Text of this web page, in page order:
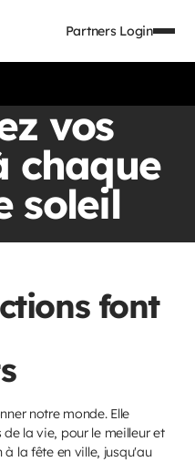
Partners Login
vos
chaque
soleil
font
notre monde. Elle
la vie, pour le meilleur et
la fête en ville, jusqu'au